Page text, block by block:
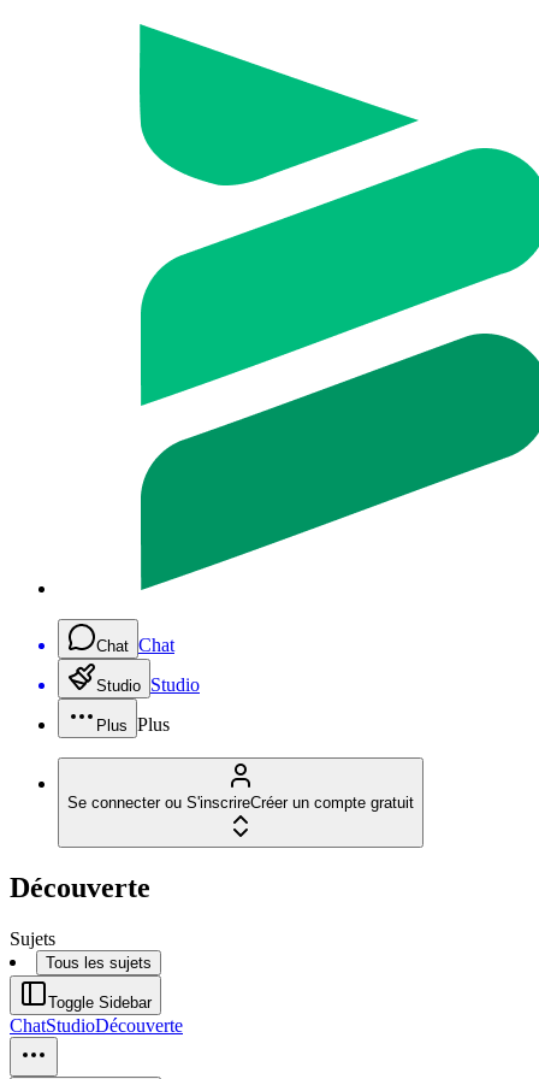
Chat Chat
Studio Studio
Plus Plus
Se connecter ou S'inscrireCréer un compte gratuit
Découverte
Sujets
Tous les sujets
Toggle Sidebar
ChatStudioDécouverte